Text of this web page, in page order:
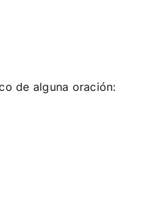
de alguna oración: